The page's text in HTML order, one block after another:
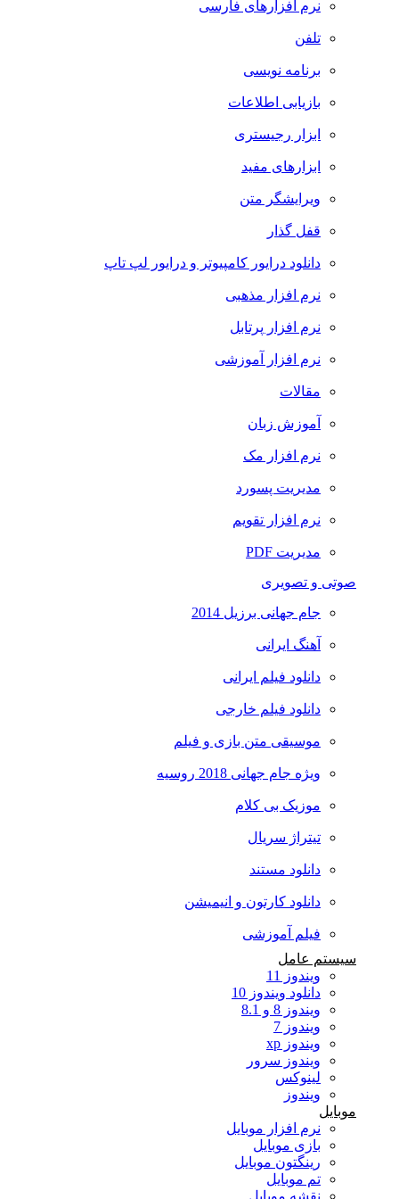
نرم افزارهای فارسی
تلفن
برنامه نویسی
بازیابی اطلاعات
ابزار رجیستری
ابزارهای مفید
ویرایشگر متن
قفل گذار
دانلود درایور کامپیوتر و درایور لپ تاپ
نرم افزار مذهبی
نرم افزار پرتابل
نرم افزار آموزشی
مقالات
آموزش زبان
نرم افزار مک
مدیریت پسورد
نرم افزار تقویم
مدیریت PDF
صوتی و تصویری
جام جهانی برزیل 2014
آهنگ ایرانی
دانلود فیلم ایرانی
دانلود فیلم خارجی
موسیقی متن بازی و فیلم
ویژه جام جهانی 2018 روسیه
موزیک بی کلام
تیتراژ سریال
دانلود مستند
دانلود کارتون و انیمیشن
فیلم آموزشی
سیستم عامل
ویندوز 11
دانلود ویندوز 10
ویندوز 8 و 8.1
ویندوز 7
ویندوز xp
ویندوز سرور
لینوکس
ویندوز
موبایل
نرم افزار موبایل
بازی موبایل
رینگتون موبایل
تم موبایل
نقشه موبایل